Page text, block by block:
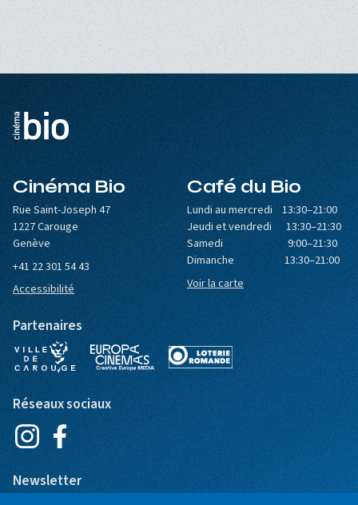
Cinéma Bio
Rue Saint-Joseph 47
1227 Carouge
Genève
+41 22 301 54 43
Accessibilité
Café du Bio
Lundi au mercredi 13:30–21:00
Jeudi et vendredi 13:30–21:30
Samedi 9:00–21:30
Dimanche 13:30–21:00
Voir la carte
Partenaires
Réseaux sociaux
Newsletter